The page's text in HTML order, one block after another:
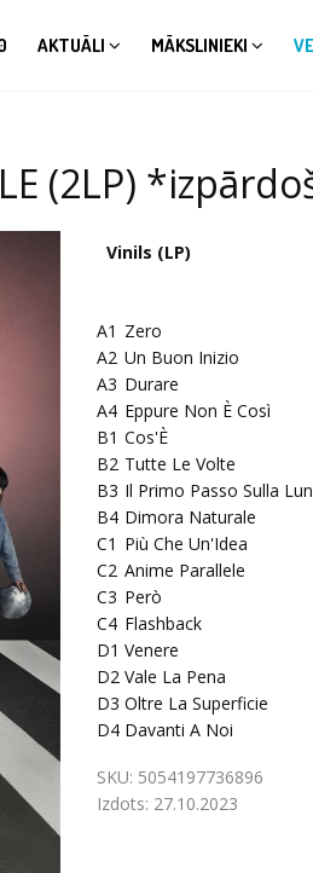
AKTUĀLI MĀKSLINIEKI
(2LP)
Vinils (LP)
A1 Zero
A2 Un Buon Inizio
A3 Durare
A4 Eppure Non È Così
B1 Cos'È
B2 Tutte Le Volte
B3 Il Primo Passo Sulla
B4 Dimora Naturale
C1 Più Che Un'Idea
C2 Anime Parallele
C3 Però
C4 Flashback
D1 Venere
D2 Vale La Pena
D3 Oltre La Superficie
D4 Davanti A Noi
SKU: 5054197736896
Izdots: 27.10.2023